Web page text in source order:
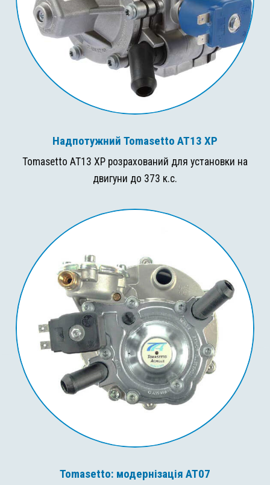
Надпотужний Tomasetto AT13 XP
Tomasetto AT13 XP розрахований для установки на
двигуни до 373 к.с.
Tomasetto: модернізація AT07